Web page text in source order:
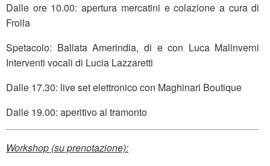
Dalle ore 10.00: apertura mercatini e colazione a cura di
Frolla
Spetacolo: Ballata Amerindia, di e con Luca Malinverni
Interventi vocali di Lucia Lazzaretti
Dalle 17.30: live set elettronico con Maghinari Boutique
Dalle 19.00: aperitivo al tramonto
Workshop (su prenotazione):